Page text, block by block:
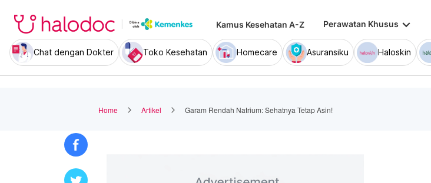
Kamus Kesehatan A-Z Perawatan Khusus keyboard_arrow_down
Chat dengan Dokter Toko Kesehatan Homecare Asuransiku Haloskin
Home Artikel Garam Rendah Natrium: Sehatnya Tetap Asin!